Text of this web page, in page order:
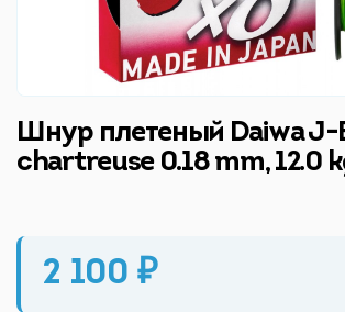
Шнур плетеный Daiwa J-
chartreuse 0.18 mm, 12.0
2 100 ₽